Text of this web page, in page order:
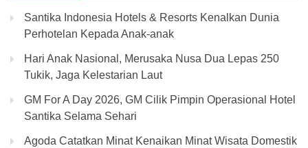
Santika Indonesia Hotels & Resorts Kenalkan Dunia
Perhotelan Kepada Anak-anak
Hari Anak Nasional, Merusaka Nusa Dua Lepas 250
Tukik, Jaga Kelestarian Laut
GM For A Day 2026, GM Cilik Pimpin Operasional Hotel
Santika Selama Sehari
Agoda Catatkan Minat Kenaikan Minat Wisata Domestik